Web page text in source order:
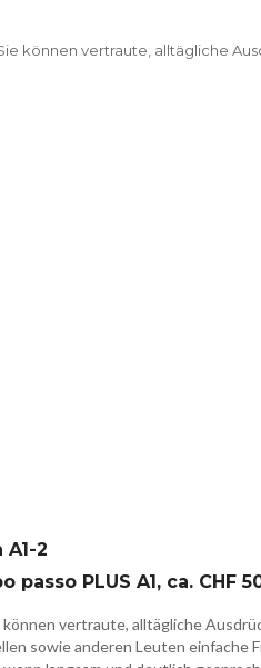
2
passo PLUS A1, ca. CHF
können vertraute, alltägliche
sowie anderen Leuten einfache